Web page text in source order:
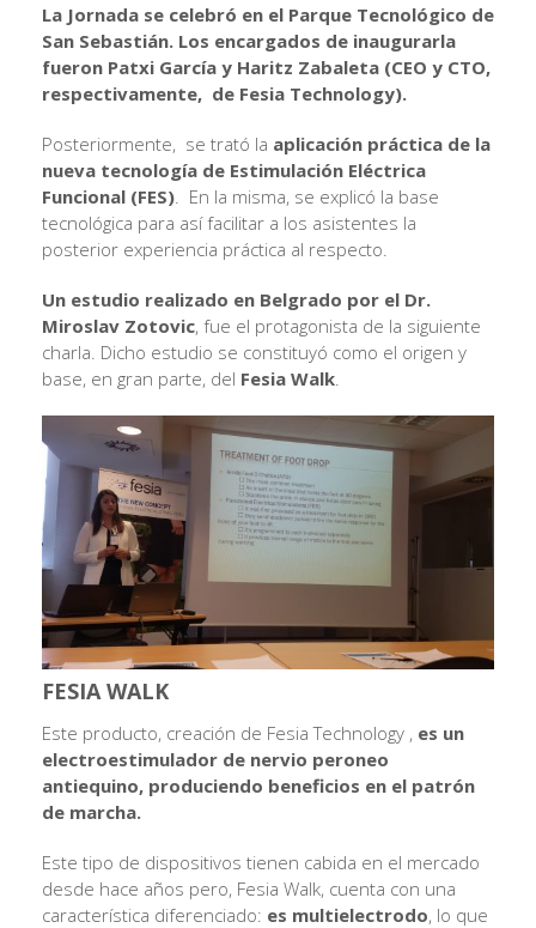
La Jornada se celebró en el Parque Tecnológico de
San Sebastián. Los encargados de inaugurarla
fueron Patxi García y Haritz Zabaleta (CEO y CTO,
respectivamente, de Fesia Technology).
Posteriormente, se trató la aplicación práctica de la
nueva tecnología de Estimulación Eléctrica
Funcional (FES) . En la misma, se explicó la base
tecnológica para así facilitar a los asistentes la
posterior experiencia práctica al respecto.
Un estudio realizado en Belgrado por el Dr.
Miroslav Zotovic, fue el protagonista de la siguiente
charla. Dicho estudio se constituyó como el origen y
base, en gran parte, del Fesia Walk
FESIA WALK
Este producto, creación de Fesia Technology , es un
electroestimulador de nervio peroneo
antiequino, produciendo beneficios en el patrón
de marcha.
Este tipo de dispositivos tienen cabida en el mercado
desde hace años pero, Fesia Walk, cuenta con una
característica diferenciado: es multielectrodo, lo que